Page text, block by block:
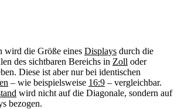
wird die Größe eines Displays durch die
des sichtbaren Bereichs in Zoll oder
Diese ist aber nur bei identischen
– wie beispielsweise 16:9 – vergleichbar.
wird nicht auf die Diagonale, sondern auf
bezogen.